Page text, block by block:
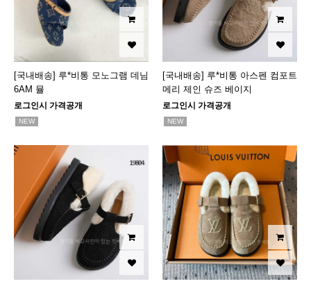
[국내배송] 루*비통 모노그램 데님
6AM 뮬
로그인시 가격공개
NEW
[국내배송] 루*비통 아스펜 컴포트
메리 제인 슈즈 베이지
로그인시 가격공개
NEW